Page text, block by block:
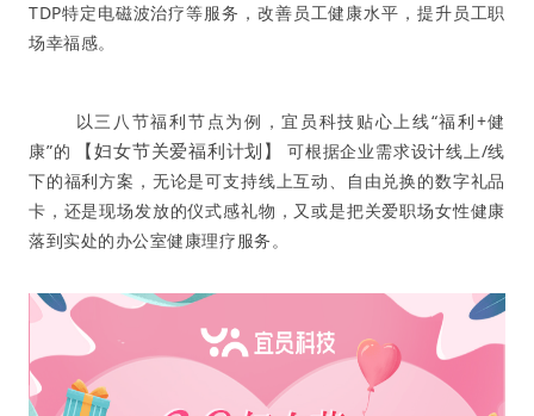
TDP特定电磁波治疗等服务，改善员工健康水平，提升员工职
场幸福感。
以三八节福利节点为例，宜员科技贴心上线“福利+健
康”的
【妇女节关爱福利计划】
可根据企业需求设计线上/线
下的福利方案，无论是可支持线上互动、自由兑换的数字礼品
卡，还是现场发放的仪式感礼物，又或是把关爱职场女性健康
落到实处的办公室健康理疗服务。